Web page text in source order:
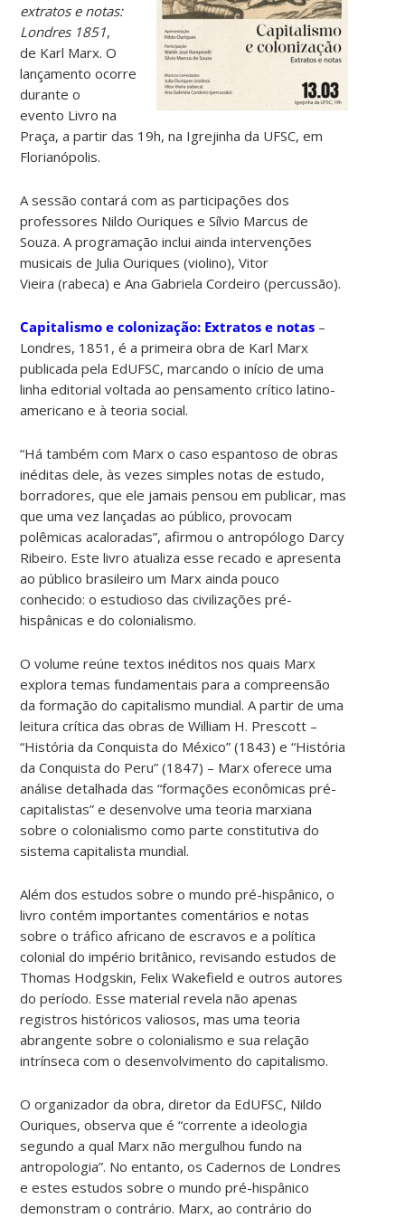
extratos e notas:
Londres 1851,
de Karl Marx. O
lançamento ocorre
durante o
evento Livro na
Praça, a partir das 19h, na Igrejinha da UFSC, em
Florianópolis.
A sessão contará com as participações dos
professores Nildo Ouriques e Sílvio Marcus de
Souza. A programação inclui ainda intervenções
musicais de Julia Ouriques (violino), Vitor
Vieira (rabeca) e Ana Gabriela Cordeiro (percussão).
Capitalismo e colonização: Extratos e notas –
Londres, 1851, é a primeira obra de Karl Marx
publicada pela EdUFSC, marcando o início de uma
linha editorial voltada ao pensamento crítico latino-
americano e à teoria social.
“Há também com Marx o caso espantoso de obras
inéditas dele, às vezes simples notas de estudo,
borradores, que ele jamais pensou em publicar, mas
que uma vez lançadas ao público, provocam
polêmicas acaloradas”, afirmou o antropólogo Darcy
Ribeiro. Este livro atualiza esse recado e apresenta
ao público brasileiro um Marx ainda pouco
conhecido: o estudioso das civilizações pré-
hispânicas e do colonialismo.
O volume reúne textos inéditos nos quais Marx
explora temas fundamentais para a compreensão
da formação do capitalismo mundial. A partir de uma
leitura crítica das obras de William H. Prescott –
“História da Conquista do México” (1843) e “História
da Conquista do Peru” (1847) – Marx oferece uma
análise detalhada das “formações econômicas pré-
capitalistas” e desenvolve uma teoria marxiana
sobre o colonialismo como parte constitutiva do
sistema capitalista mundial.
Além dos estudos sobre o mundo pré-hispânico, o
livro contém importantes comentários e notas
sobre o tráfico africano de escravos e a política
colonial do império britânico, revisando estudos de
Thomas Hodgskin, Felix Wakefield e outros autores
do período. Esse material revela não apenas
registros históricos valiosos, mas uma teoria
abrangente sobre o colonialismo e sua relação
intrínseca com o desenvolvimento do capitalismo.
O organizador da obra, diretor da EdUFSC, Nildo
Ouriques, observa que é “corrente a ideologia
segundo a qual Marx não mergulhou fundo na
antropologia”. No entanto, os Cadernos de Londres
e estes estudos sobre o mundo pré-hispânico
demonstram o contrário. Marx, ao contrário do